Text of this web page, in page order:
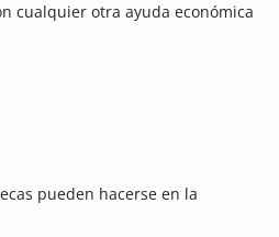
cualquier otra ayuda económica
pueden hacerse en la